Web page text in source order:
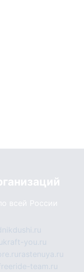
всей России
kraft-you.ru
rastenuya.ru
team.ru